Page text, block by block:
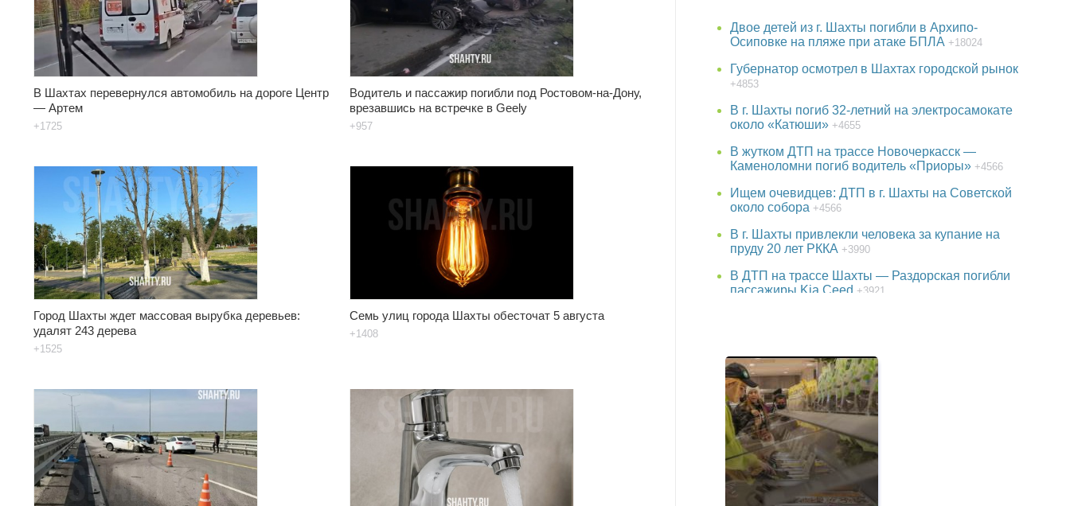
В Шахтах перевернулся автомобиль на дороге Центр
— Артем
+1725
Водитель и пассажир погибли под Ростовом-на-Дону,
врезавшись на встречке в Geely
+957
Город Шахты ждет массовая вырубка деревьев:
удалят 243 дерева
+1525
Семь улиц города Шахты обесточат 5 августа
+1408
Двое детей из г. Шахты погибли в Архипо-
Осиповке на пляже при атаке БПЛА +18024
Губернатор осмотрел в Шахтах городской рынок
+4853
В г. Шахты погиб 32-летний на электросамокате
около «Катюши» +4655
В жутком ДТП на трассе Новочеркасск —
Каменоломни погиб водитель «Приоры» +4566
Ищем очевидцев: ДТП в г. Шахты на Советской
около собора +4566
В г. Шахты привлекли человека за купание на
пруду 20 лет РККА +3990
В ДТП на трассе Шахты — Раздорская погибли
пассажиры Kia Ceed +3921
В парке г. Шахты появится огромный фонтан
+3764
Детская шалость обернулась гибелью школьника
в Ростовской области +3539
Утонул в аквапарке 3-летний малыш в Батайске
в Ростовской области
+3251
Отключение воды в г. Шахты на трое суток:
переподключат водовод в направлении III-IV